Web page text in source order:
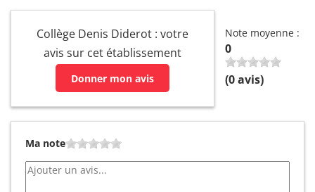
Collège Denis Diderot : votre
avis sur cet établissement
Donner mon avis
Note moyenne :
0
(0avis)
Ma note